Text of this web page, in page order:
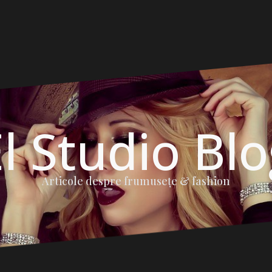
Studio
Articole despre frumuseţe & fashion